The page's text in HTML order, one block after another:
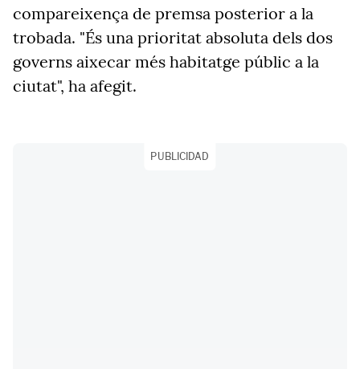
compareixença de premsa posterior a la
trobada. "És una prioritat absoluta dels dos
governs aixecar més habitatge públic a la
ciutat", ha afegit.
PUBLICIDAD